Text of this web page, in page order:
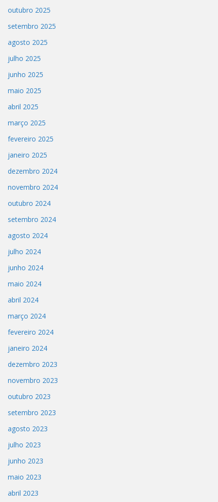
outubro 2025
setembro 2025
agosto 2025
julho 2025
junho 2025
maio 2025
abril 2025
março 2025
fevereiro 2025
janeiro 2025
dezembro 2024
novembro 2024
outubro 2024
setembro 2024
agosto 2024
julho 2024
junho 2024
maio 2024
abril 2024
março 2024
fevereiro 2024
janeiro 2024
dezembro 2023
novembro 2023
outubro 2023
setembro 2023
agosto 2023
julho 2023
junho 2023
maio 2023
abril 2023